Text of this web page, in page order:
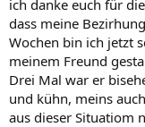
ich danke euch für
dass meine
Wochen bin ich jetzt
meinem Freund
Drei Mal war er
und kühn, meins
aus dieser Situatiom